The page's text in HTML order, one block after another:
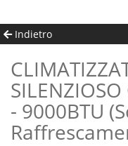
Indietro
CLIMATIZZATORE PORTATILE
- 9000BTU